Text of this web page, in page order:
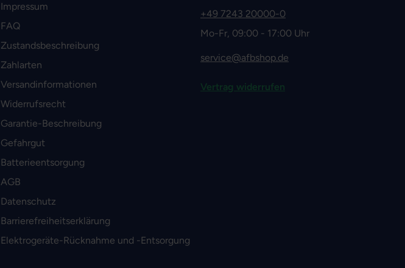
Impressum
FAQ
Zustandsbeschreibung
Zahlarten
Versandinformationen
Widerrufsrecht
Garantie-Beschreibung
Gefahrgut
Batterieentsorgung
AGB
Datenschutz
Barrierefreiheitserklärung
Elektrogeräte-Rücknahme und -Entsorgung
+49 7243 20000-0
Mo-Fr, 09:00 - 17:00 Uhr
service@afbshop.de
Vertrag widerrufen